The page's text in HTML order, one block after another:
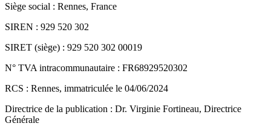
Siège social : Rennes, France
SIREN : 929 520 302
SIRET (siège) : 929 520 302 00019
N° TVA intracommunautaire : FR68929520302
RCS : Rennes, immatriculée le 04/06/2024
Directrice de la publication : Dr. Virginie Fortineau, Directrice
Générale